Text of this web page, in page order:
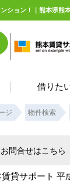
ョン！｜熊本県熊
借りた
ジ 物件検索
お問合せはこちら
貸サポート 平